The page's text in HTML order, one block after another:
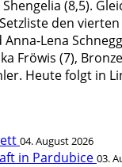
(8,5).
den
Lena
Fröwis (7),
Heute folgt in
04. August 2026
in Pardubice 03.